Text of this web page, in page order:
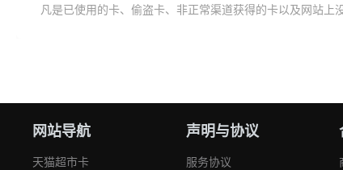
凡是已使用的卡、偷盗卡、非正常渠道获得的卡以及网站上
网站导航
天猫超市卡
声明与协议
服务协议